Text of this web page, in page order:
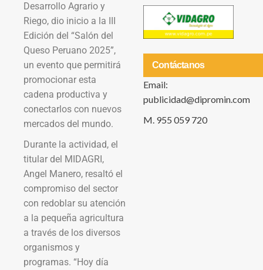
Desarrollo Agrario y
Riego, dio inicio a la III
Edición del “Salón del
Queso Peruano 2025”,
un evento que permitirá
promocionar esta
cadena productiva y
conectarlos con nuevos
mercados del mundo.
Durante la actividad, el
titular del MIDAGRI,
Angel Manero, resaltó el
compromiso del sector
con redoblar su atención
a la pequeña agricultura
a través de los diversos
organismos y
programas. “Hoy día
Contáctanos
Email:
publicidad@dipromin.com
M. 955 059 720